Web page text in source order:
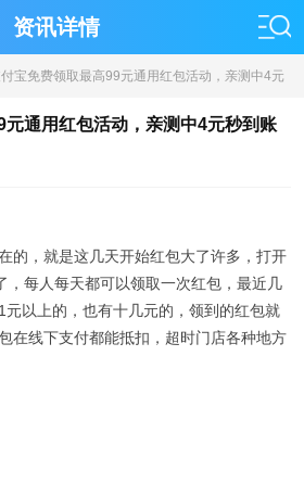
资讯详情
宝免费领取最高99元通用红包活动，亲测中4元
通用红包活动，亲测中4元秒到账
的，就是这几天开始红包大了许多，打开
，每人每天都可以领取一次红包，最近几
元以上的，也有十几元的，领到的红包就
在线下支付都能抵扣，超时门店各种地方